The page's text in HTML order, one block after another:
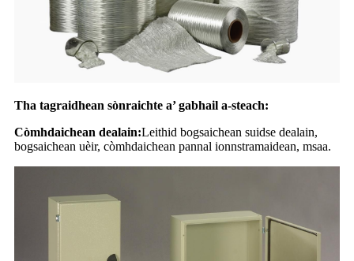
Tha tagraidhean sònraichte a’ gabhail a-steach:
Còmhdaichean dealain:Leithid bogsaichean suidse dealain,
bogsaichean uèir, còmhdaichean pannal ionnstramaidean, msaa.